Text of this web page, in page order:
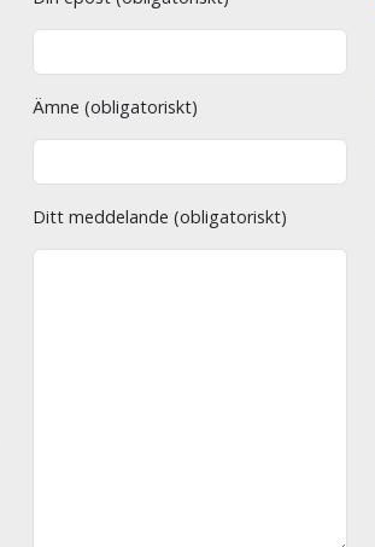
Ämne (obligatoriskt)
Ditt meddelande (obligatoriskt)